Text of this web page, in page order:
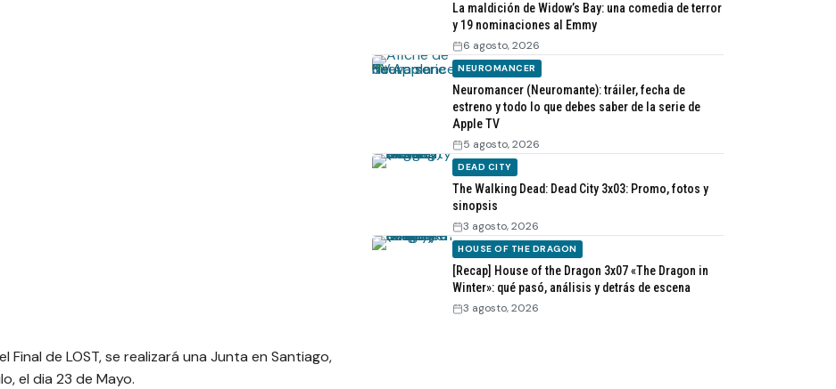
de LOST, se realizará una Junta en Santiago,
el dia 23 de Mayo.
La maldición de Widow’s Bay: una comedia de terror
y 19 nominaciones al Emmy
6 agosto, 2026
NEUROMANCER
Neuromancer (Neuromante): tráiler, fecha de
estreno y todo lo que debes saber de la serie de
Apple TV
5 agosto, 2026
DEAD CITY
The Walking Dead: Dead City 3x03: Promo, fotos y
sinopsis
3 agosto, 2026
HOUSE OF THE DRAGON
[Recap] House of the Dragon 3x07 «The Dragon in
Winter»: qué pasó, análisis y detrás de escena
3 agosto, 2026